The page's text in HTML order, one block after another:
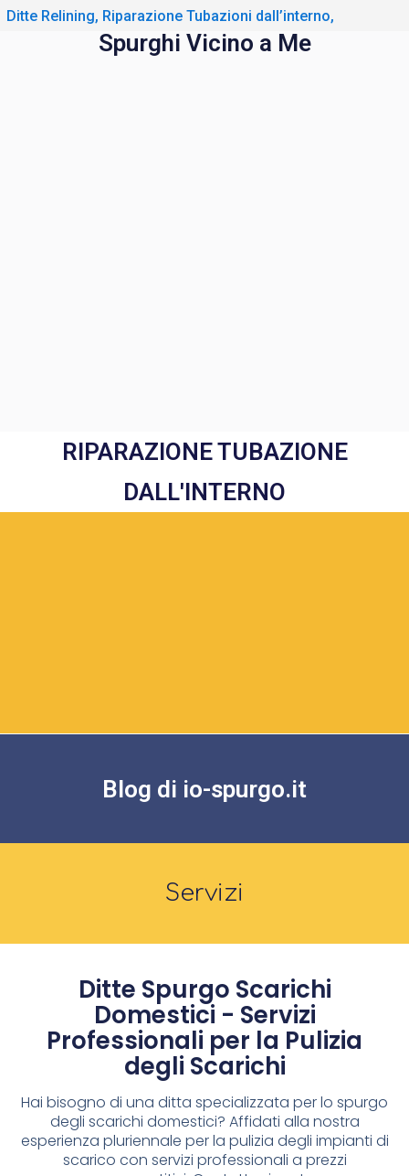
Ditte Relining, Riparazione Tubazioni dall’interno,
Spurghi Vicino a Me
RIPARAZIONE TUBAZIONE
DALL'INTERNO
Blog di io-spurgo.it
Servizi
Ditte Spurgo Scarichi
Domestici - Servizi
Professionali per la Pulizia
degli Scarichi
Hai bisogno di una ditta specializzata per lo spurgo
degli scarichi domestici? Affidati alla nostra
esperienza pluriennale per la pulizia degli impianti di
scarico con servizi professionali a prezzi